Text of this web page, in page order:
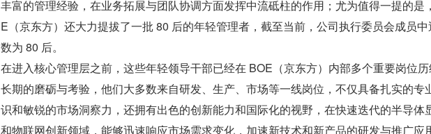
丰富的管理经验，在业务拓展与团队协调方面发挥中流砥柱的作用；尤为值得一提的是
E（京东方）还大力提拔了一批 80 后的年轻管理者，截至当前，公司执行委员会成员
数为 80 后。
在进入核心管理层之前，这些年轻领导干部已经在 BOE（京东方）内部多个重要岗位
长期的磨砺与考验，他们大多数来自研发、生产、市场等一线岗位，不仅具备扎实的专
识和敏锐的市场洞察力，还拥有出色的创新能力和国际化的视野，在快速迭代的半导体
和物联网创新领域，能够迅速响应市场需求变化，加速新技术和新产品的研发与推广应